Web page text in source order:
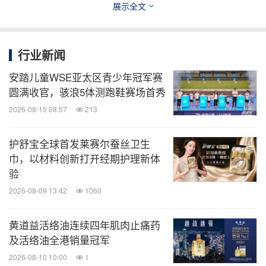
的新型合作方式——以门店共创为核心切口，搭建品
牌与渠道双向赋能、互利共赢的全新合作生态。
此前开业的深圳海雅缤纷城店，已率先与MCM（恩
思恩）开展主题包区合作。入口处MCM熊宝香水装
置从PERFUME BOX礼盒中跃出，巧妙呼应"香气即
礼物"的主题表达，既提升门店商圈视觉辨识度、引
流聚客，也为合作品牌实现高效线下曝光、口碑传播
上海蟠龙新天地店则携手西班牙知名品牌TOUS（桃
展示全文
行业新闻
安踏儿童WSE亚太区青少年冠军赛
圆满收官，骇浪5体测跑鞋赛场首秀
2026-08-10 08:57 213
护舒宝全球首发莱赛尔蚕丝卫生
巾，以材料创新打开经期护理新体
验
2026-08-09 13:42 1060
黄道益活络油连续四年肌肉止痛药
及活络油全港销量冠军
2026-08-10 10:00 1